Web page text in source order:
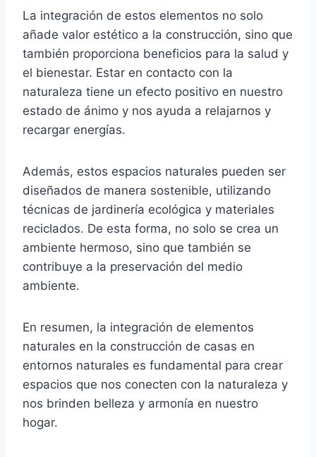
La integración de estos elementos no solo
añade valor estético a la construcción, sino que
también proporciona beneficios para la salud y
el bienestar. Estar en contacto con la
naturaleza tiene un efecto positivo en nuestro
estado de ánimo y nos ayuda a relajarnos y
recargar energías.
Además, estos espacios naturales pueden ser
diseñados de manera sostenible, utilizando
técnicas de jardinería ecológica y materiales
reciclados. De esta forma, no solo se crea un
ambiente hermoso, sino que también se
contribuye a la preservación del medio
ambiente.
En resumen, la integración de elementos
naturales en la construcción de casas en
entornos naturales es fundamental para crear
espacios que nos conecten con la naturaleza y
nos brinden belleza y armonía en nuestro
hogar.